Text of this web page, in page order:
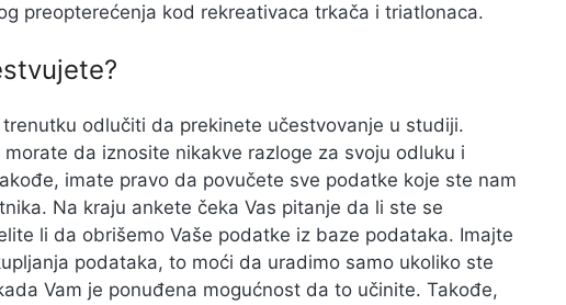
preopterećenja kod rekreativaca trkača i triatlonaca.
odlučiti da prekinete učestvovanje u studiji.
da iznosite nikakve razloge za svoju odluku i
imate pravo da povučete sve podatke koje ste nam
Na kraju ankete čeka Vas pitanje da li ste se
li da obrišemo Vaše podatke iz baze podataka. Imajte
podataka, to moći da uradimo samo ukoliko ste
Vam je ponuđena mogućnost da to učinite. Takođe,